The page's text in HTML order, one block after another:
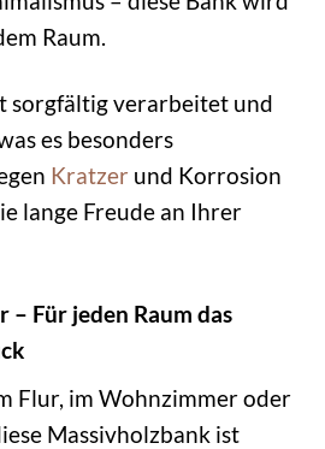
Raum.
sorgfältig verarbeitet und
es besonders
Kratzer und Korrosion
lange Freude an Ihrer
– Für jeden Raum das
Flur, im Wohnzimmer oder
Massivholzbank ist